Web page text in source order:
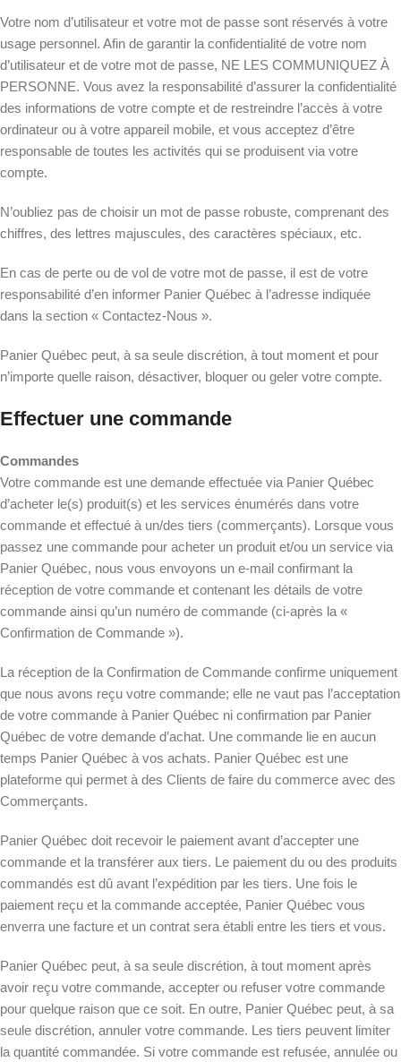
Votre nom d’utilisateur et votre mot de passe sont réservés à votre
usage personnel. Afin de garantir la confidentialité de votre nom
d’utilisateur et de votre mot de passe, NE LES COMMUNIQUEZ À
PERSONNE. Vous avez la responsabilité d’assurer la confidentialité
des informations de votre compte et de restreindre l’accès à votre
ordinateur ou à votre appareil mobile, et vous acceptez d’être
responsable de toutes les activités qui se produisent via votre
compte.
N’oubliez pas de choisir un mot de passe robuste, comprenant des
chiffres, des lettres majuscules, des caractères spéciaux, etc.
En cas de perte ou de vol de votre mot de passe, il est de votre
responsabilité d’en informer Panier Québec à l’adresse indiquée
dans la section « Contactez-Nous ».
Panier Québec peut, à sa seule discrétion, à tout moment et pour
n’importe quelle raison, désactiver, bloquer ou geler votre compte.
Effectuer une commande
Commandes
Votre commande est une demande effectuée via Panier Québec
d’acheter le(s) produit(s) et les services énumérés dans votre
commande et effectué à un/des tiers (commerçants). Lorsque vous
passez une commande pour acheter un produit et/ou un service via
Panier Québec, nous vous envoyons un e-mail confirmant la
réception de votre commande et contenant les détails de votre
commande ainsi qu’un numéro de commande (ci-après la «
Confirmation de Commande »).
La réception de la Confirmation de Commande confirme uniquement
que nous avons reçu votre commande; elle ne vaut pas l’acceptation
de votre commande à Panier Québec ni confirmation par Panier
Québec de votre demande d’achat. Une commande lie en aucun
temps Panier Québec à vos achats. Panier Québec est une
plateforme qui permet à des Clients de faire du commerce avec des
Commerçants.
Panier Québec doit recevoir le paiement avant d’accepter une
commande et la transférer aux tiers. Le paiement du ou des produits
commandés est dû avant l’expédition par les tiers. Une fois le
paiement reçu et la commande acceptée, Panier Québec vous
enverra une facture et un contrat sera établi entre les tiers et vous.
Panier Québec peut, à sa seule discrétion, à tout moment après
avoir reçu votre commande, accepter ou refuser votre commande
pour quelque raison que ce soit. En outre, Panier Québec peut, à sa
seule discrétion, annuler votre commande. Les tiers peuvent limiter
la quantité commandée. Si votre commande est refusée, annulée ou